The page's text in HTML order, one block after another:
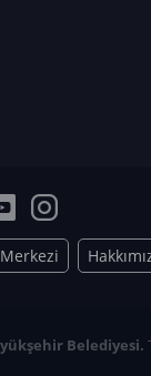
Belediyesi.